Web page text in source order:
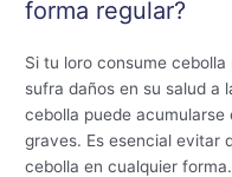
forma regular?
Si tu loro consume
sufra daños en su salud a
cebolla puede
graves. Es esencial evitar
cebolla en cualquier forma.